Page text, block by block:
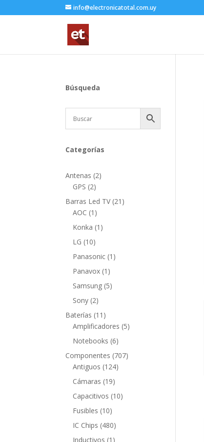
info@electronicatotal.com.uy
Búsqueda
Categorías
Antenas 22
GPS 22
productos
Barras Led TV 21 21
AOC 1 1
producto
Konka 1 1
LG 1010
productos
Panasonic 1 1
Panavox 1 1
producto
Samsung 55
Sony 22
productos
Baterías 11 11
productos
Amplificadores 55
Notebooks 66
productos
Componentes 707707
Antiguos 124124
Cámaras 1919
productos
Capacitivos 1010
Fusibles 1010
productos
IC Chips 480480
productos
Inductivos 1 1